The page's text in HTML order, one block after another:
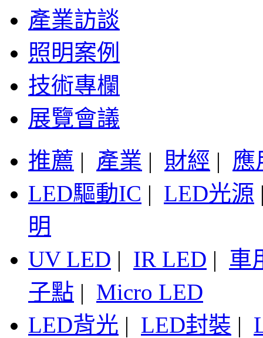
產業訪談
照明案例
技術專欄
展覽會議
推薦 | 產業 | 財經 | 應
LED驅動IC | LED光源
明
UV LED | IR LED | 車
子點 | Micro LED
LED背光 | LED封裝 |